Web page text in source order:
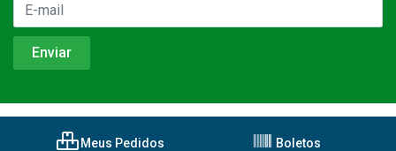
Meus Pedidos Boletos